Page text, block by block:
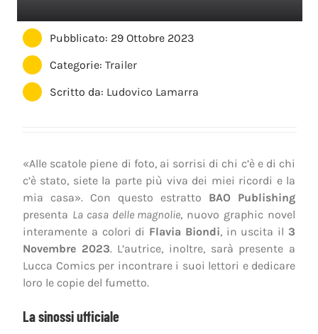
Pubblicato: 29 Ottobre 2023
Categorie:Trailer
Scritto da: Ludovico Lamarra
«Alle scatole piene di foto, ai sorrisi di chi c’è e di chi
c’è stato, siete la parte più viva dei miei ricordi e la
mia casa». Con questo estratto BAO Publishing
presenta La casa delle magnolie, nuovo graphic novel
interamente a colori di Flavia Biondi, in uscita il3
Novembre 2023. L’autrice, inoltre, sarà presente a
Lucca Comics per incontrare i suoi lettori e dedicare
loro le copie del fumetto.
La sinossi ufficiale